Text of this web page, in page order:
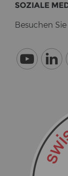
SO­ZIA­LE
Be­su­chen